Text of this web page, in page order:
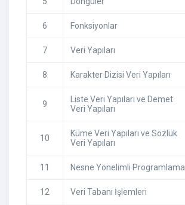
6 Fonksiyonlar
7 Veri Yapıları
8 Karakter Dizisi Veri Yapıları
9
Liste Veri Yapıları ve Demet
Veri Yapıları
10
Küme Veri Yapıları ve Sözlük
Veri Yapıları
11 Nesne Yönelimli Programlama
12 Veri Tabanı İşlemleri